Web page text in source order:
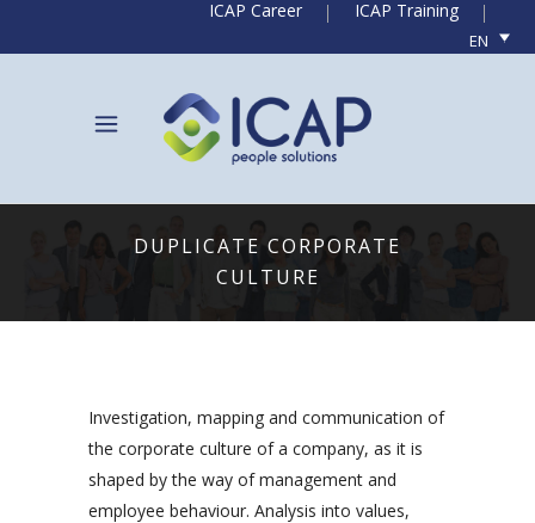
ICAP Career ICAP Training
EN
DUPLICATE CORPORATE
CULTURE
Investigation, mapping and communication of
the corporate culture of a company, as it is
shaped by the way of management and
employee behaviour. Analysis into values,